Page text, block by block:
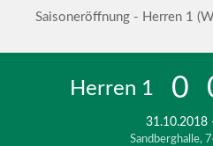
Saisoneröffnung - Herren 1
Herren 1 0
31.10.2018
Sandberghalle,